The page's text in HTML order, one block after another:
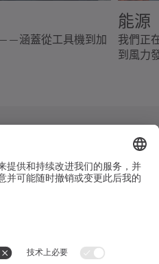
涵蓋從工具機到加
能源
我們正
到風力